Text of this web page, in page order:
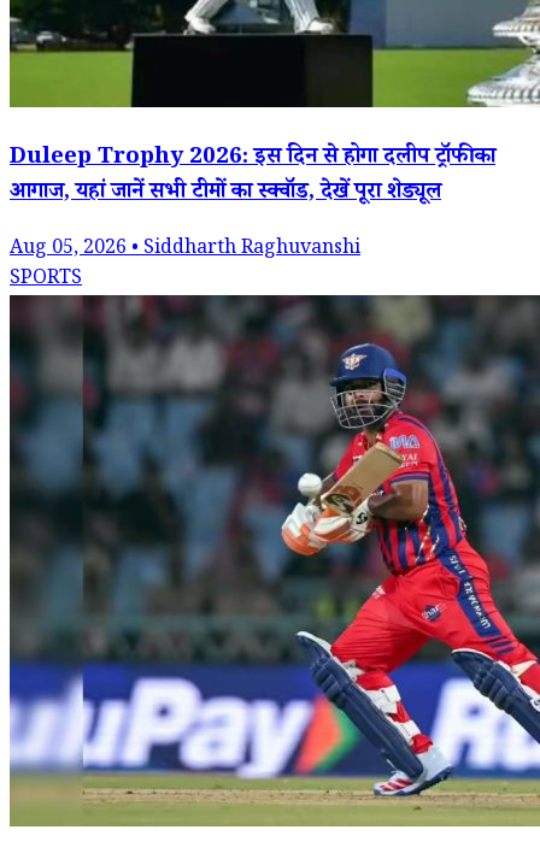
Duleep Trophy 2026: इस दिन से होगा दलीप ट्रॉफी का
आगाज, यहां जानें सभी टीमों का स्क्वॉड, देखें पूरा शेड्यूल
Aug 05, 2026 • Siddharth Raghuvanshi
SPORTS